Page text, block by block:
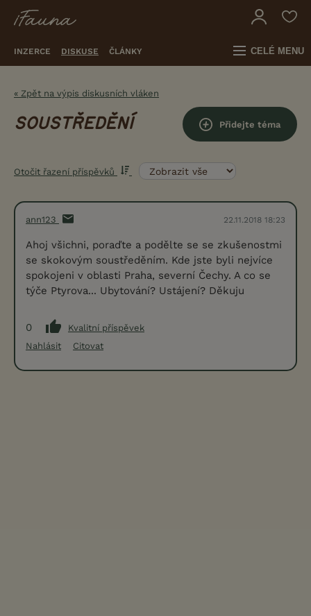
INZERCE DISKUSE ČLÁNKY CELÉ MENU
« Zpět na výpis diskusních vláken
SOUSTŘEDĚNÍ Přidejte téma
Otočit řazení příspěvků
ann123 22.11.2018 18:23
Ahoj všichni, poraďte a podělte se se zkušenostmi
se skokovým soustředěním. Kde jste byli nejvíce
spokojeni v oblasti Praha, severní Čechy. A co se
týče Ptyrova... Ubytování? Ustájení? Děkuju
0
Kvalitní příspěvek
Nahlásit
Citovat